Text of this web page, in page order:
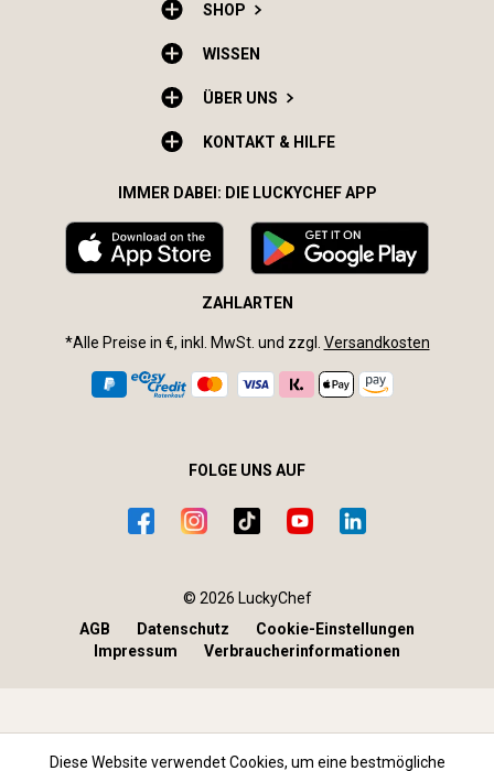
SHOP
WISSEN
ÜBER UNS
KONTAKT & HILFE
IMMER DABEI: DIE LUCKYCHEF APP
ZAHLARTEN
*Alle Preise in €, inkl. MwSt. und zzgl. Versandkosten
FOLGE UNS AUF
© 2026 LuckyChef
AGB
Datenschutz
Cookie-Einstellungen
Impressum
Verbraucherinformationen
Diese Website verwendet Cookies, um eine bestmögliche